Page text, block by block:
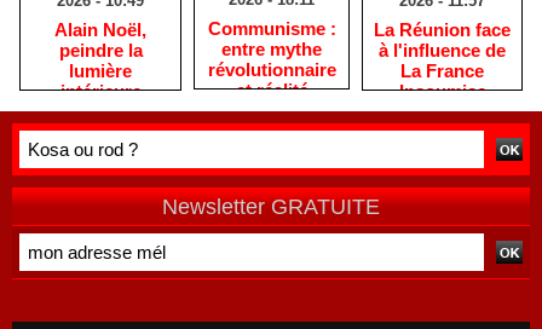
​Alain Noël,
peindre la
lumière
intérieure
​Communisme :
entre mythe
révolutionnaire
et réalité
historique
La Réunion face
à l'influence de
La France
Insoumise
Newsletter GRATUITE